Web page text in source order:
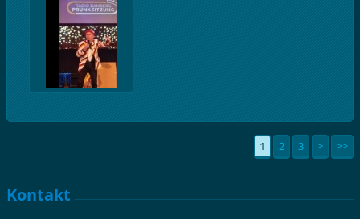
1 2 3 > >>
Kontakt